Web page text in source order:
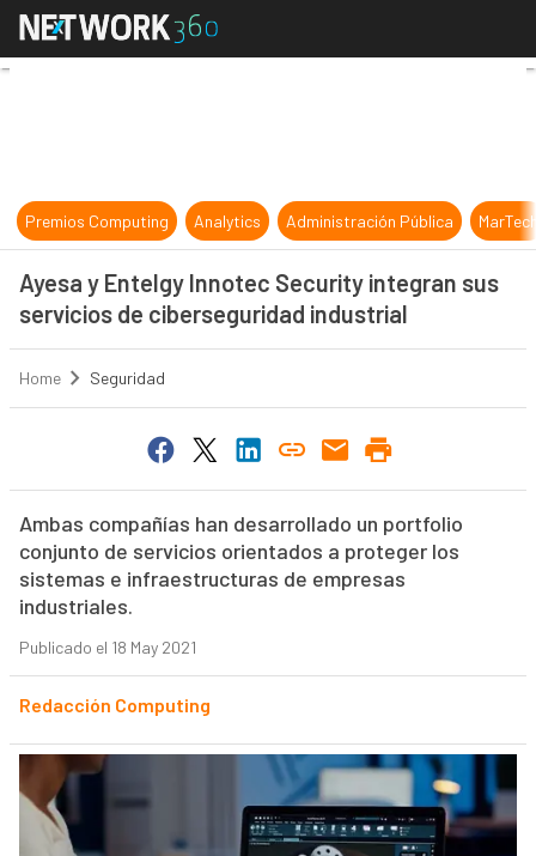
Ayesa y Entelgy Innotec Security
Premios Computing Analytics Administración Pública
Ayesa y Entelgy Innotec Security integran sus
servicios de ciberseguridad industrial
Home Seguridad
Ambas compañías han desarrollado un portfolio
conjunto de servicios orientados a proteger los
sistemas e infraestructuras de empresas
industriales.
Publicado el 18 May 2021
Redacción Computing